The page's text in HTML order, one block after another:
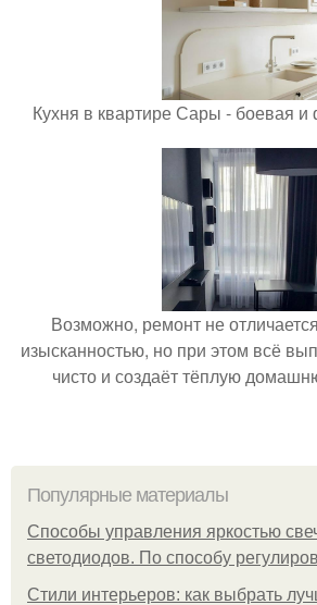
Кухня в квартире Сары - боевая и
Возможно, ремонт не
изысканностью, но при этом всё
чисто и создаёт тёплую
Популярные материалы
Способы управления яркостью
светодиодов. По способу
Стили интерьеров: как выбрать